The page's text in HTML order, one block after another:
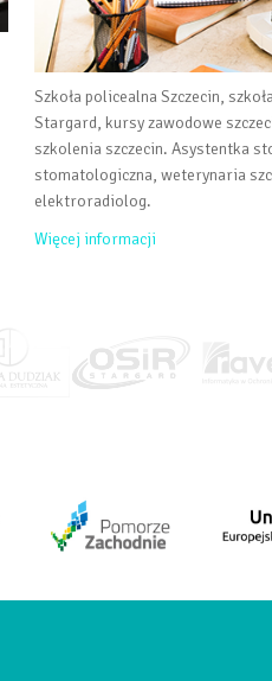
Szkoła policealna Szczecin,
Stargard, kursy zawodowe
szkolenia szczecin. Asystentka
stomatologiczna, weterynaria
elektroradiolog.
Więcej informacji